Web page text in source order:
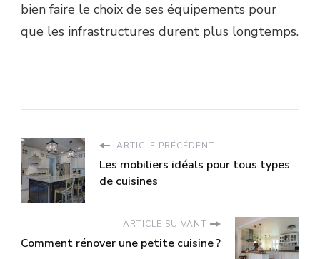
bien faire le choix de ses équipements pour
que les infrastructures durent plus longtemps.
ARTICLE PRÉCÉDENT
Les mobiliers idéals pour tous types
de cuisines
ARTICLE SUIVANT
Comment rénover une petite cuisine ?